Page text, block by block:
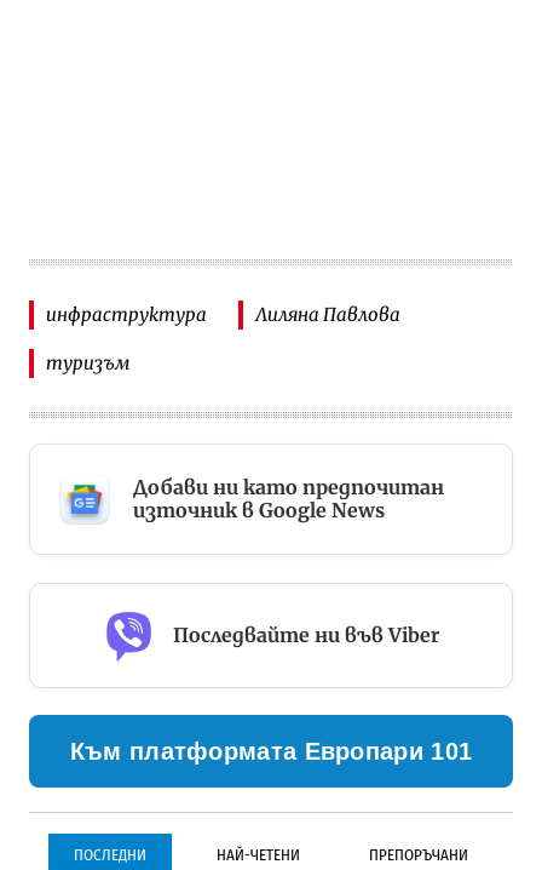
инфраструктура Лиляна Павлова
туризъм
Добави ни като предпочитан
източник в Google News
Последвайте ни във Viber
Към платформата Европари 101
ПОСЛЕДНИ НАЙ-ЧЕТЕНИ ПРЕПОРЪЧАНИ